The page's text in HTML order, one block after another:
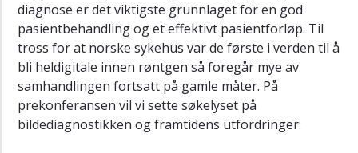
diagnose er det viktigste grunnlaget for en god
pasientbehandling og et effektivt pasientforløp. Til
tross for at norske sykehus var de første i verden til å
bli heldigitale innen røntgen så foregår mye av
samhandlingen fortsatt på gamle måter. På
prekonferansen vil vi sette søkelyset på
bildediagnostikken og framtidens utfordringer: